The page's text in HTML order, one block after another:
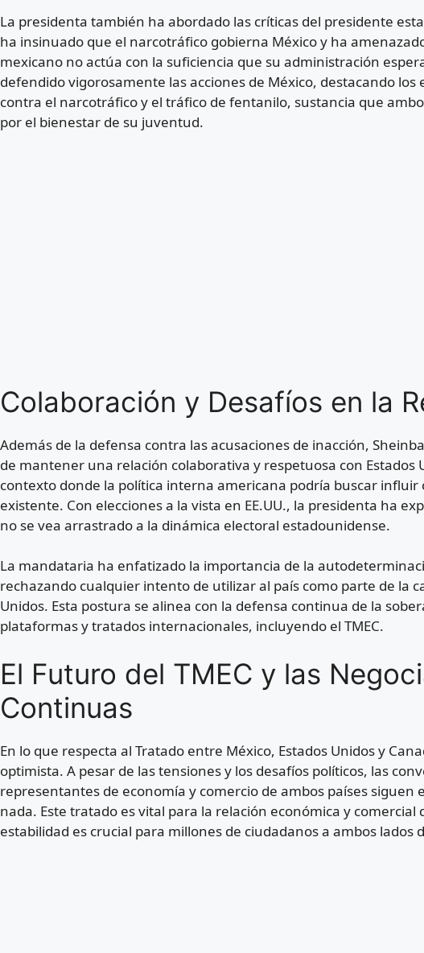
La presidenta también ha abordado las críticas del presidente
ha insinuado que el narcotráfico gobierna México y ha
mexicano no actúa con la suficiencia que su administración
defendido vigorosamente las acciones de México, destacando
contra el narcotráfico y el tráfico de fentanilo, sustancia que
por el bienestar de su juventud.
Colaboración y Desafíos en la
Además de la defensa contra las acusaciones de inacción,
de mantener una relación colaborativa y respetuosa con Estados
contexto donde la política interna americana podría buscar influir
existente. Con elecciones a la vista en EE.UU., la presidenta ha
no se vea arrastrado a la dinámica electoral estadounidense.
La mandataria ha enfatizado la importancia de la
rechazando cualquier intento de utilizar al país como parte de la
Unidos. Esta postura se alinea con la defensa continua de la
plataformas y tratados internacionales, incluyendo el TMEC.
El Futuro del TMEC y las
Continuas
En lo que respecta al Tratado entre México, Estados Unidos y
optimista. A pesar de las tensiones y los desafíos políticos, las
representantes de economía y comercio de ambos países siguen
nada. Este tratado es vital para la relación económica y comercial
estabilidad es crucial para millones de ciudadanos a ambos lados